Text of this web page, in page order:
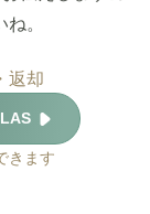
。
返却
きます